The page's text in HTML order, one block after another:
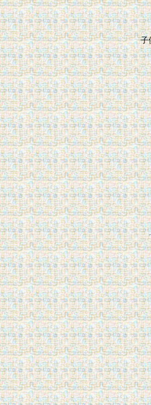
子